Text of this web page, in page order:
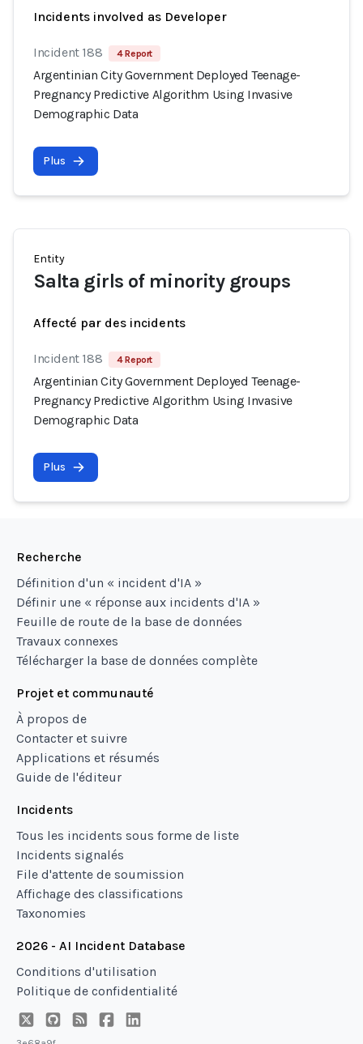
Incidents involved as Developer
Incident 188 4 Report
Argentinian City Government Deployed Teenage-
Pregnancy Predictive Algorithm Using Invasive
Demographic Data
Plus
Entity
Salta girls of minority groups
Affecté par des incidents
Incident 188 4 Report
Argentinian City Government Deployed Teenage-
Pregnancy Predictive Algorithm Using Invasive
Demographic Data
Plus
Recherche
Définition d'un « incident d'IA »
Définir une « réponse aux incidents d'IA »
Feuille de route de la base de données
Travaux connexes
Télécharger la base de données complète
Projet et communauté
À propos de
Contacter et suivre
Applications et résumés
Guide de l'éditeur
Incidents
Tous les incidents sous forme de liste
Incidents signalés
File d'attente de soumission
Affichage des classifications
Taxonomies
2026 - AI Incident Database
Conditions d'utilisation
Politique de confidentialité